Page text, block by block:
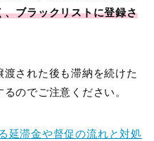
ブラックリストに登録さ
された後も滞納を続けた
のでご注意ください。
延滞金や督促の流れと対処